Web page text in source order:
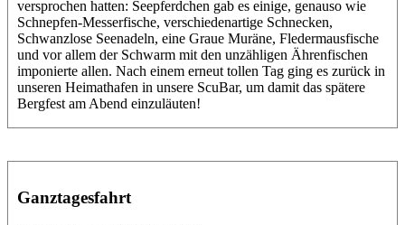
versprochen hatten: Seepferdchen gab es einige, genauso wie
Schnepfen-Messerfische, verschiedenartige Schnecken,
Schwanzlose Seenadeln, eine Graue Muräne, Fledermausfische
und vor allem der Schwarm mit den unzähligen Ährenfischen
imponierte allen. Nach einem erneut tollen Tag ging es zurück in
unseren Heimathafen in unsere ScuBar, um damit das spätere
Bergfest am Abend einzuläuten!
Ganztagesfahrt